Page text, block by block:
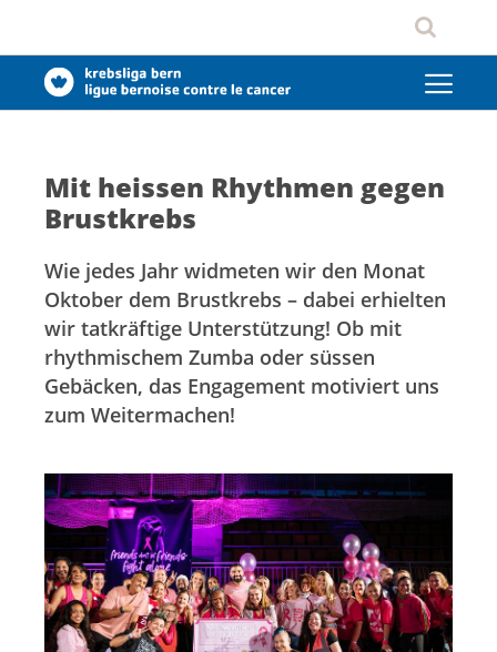
Mit heissen Rhythmen gegen
Brustkrebs
Wie jedes Jahr widmeten wir den Monat
Oktober dem Brustkrebs – dabei erhielten
wir tatkräftige Unterstützung! Ob mit
rhythmischem Zumba oder süssen
Gebäcken, das Engagement motiviert uns
zum Weitermachen!